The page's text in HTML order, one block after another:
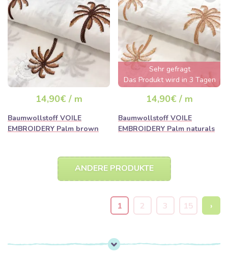
14,90€ / m
Baumwollstoff VOILE
EMBROIDERY Palm brown
Sehr gefragt
Das Produkt wird in 3 Tagen
ausverkauft sein
14,90€ / m
Baumwollstoff VOILE
EMBROIDERY Palm naturals
ANDERE PRODUKTE
1 2 3 15 ›